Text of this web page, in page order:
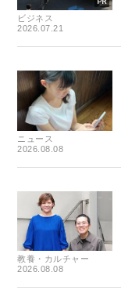
ビジネス
2026.07.21
ニュース
2026.08.08
教養・カルチャー
2026.08.08